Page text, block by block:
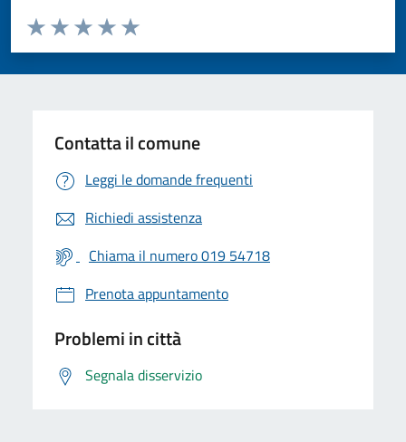
Valuta da 1 a 5 stelle la pagina
Valuta 5 stelle su 5
Valuta 4 stelle su 5
Valuta 3 stelle su 5
Valuta 2 stelle su 5
Valuta 1 stelle su 5
Contatta il comune
Leggi le domande frequenti
Richiedi assistenza
Chiama il numero 019 54718
Prenota appuntamento
Problemi in città
Segnala disservizio